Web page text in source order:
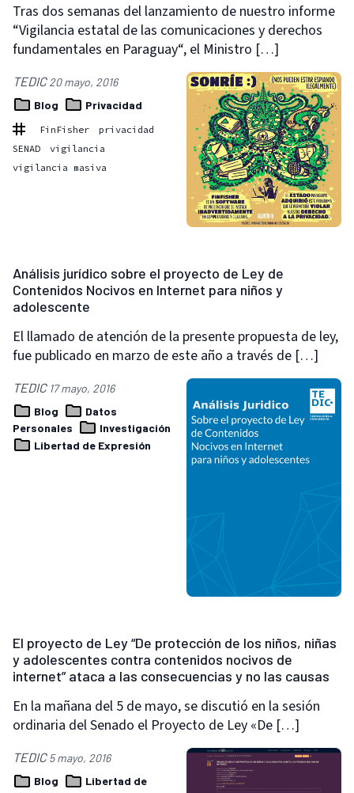
Tras dos semanas del lanzamiento de nuestro informe
“Vigilancia estatal de las comunicaciones y derechos
fundamentales en Paraguay“, el Ministro […]
TEDIC20 mayo, 2016
Blog
Privacidad
FinFisher
privacidad
SENAD
vigilancia
vigilancia masiva
Análisis jurídico sobre el proyecto de Ley de
Contenidos Nocivos en Internet para niños y
adolescente
El llamado de atención de la presente propuesta de ley,
fue publicado en marzo de este año a través de […]
TEDIC 17 mayo, 2016
Blog
Datos
Personales
Investigación
Libertad de Expresión
El proyecto de Ley “De protección de los niños, niñas
y adolescentes contra contenidos nocivos de
internet” ataca a las consecuencias y no las causas
En la mañana del 5 de mayo, se discutió en la sesión
ordinaria del Senado el Proyecto de Ley «De […]
TEDIC5 mayo, 2016
Blog
Libertad de